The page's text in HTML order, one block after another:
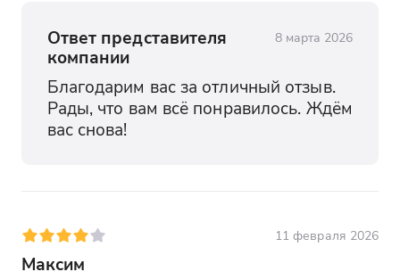
Ответ представителя
компании
8 марта 2026
Благодарим вас за отличный отзыв.
Рады, что вам всё понравилось. Ждём
вас снова!
11 февраля 2026
Максим